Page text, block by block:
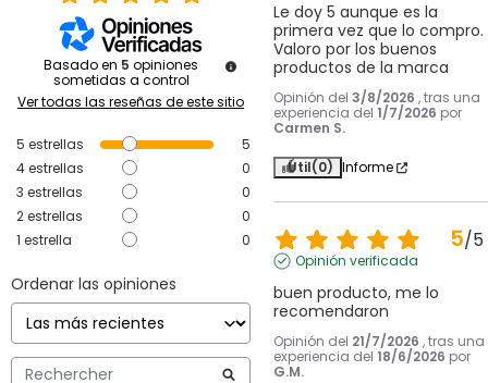
Basado en 5 opiniones
sometidas a control
Ver todas las reseñas de este sitio
5 estrellas
5
4estrellas
0
3 estrellas
0
2estrellas
0
1 estrella 0
Ordenar las opiniones
Le doy 5 aunque es la
primera vez que lo compro.
Valoro por los buenos
productos de la marca
Opinión del 3/8/2026 , tras una
experiencia del 1/7/2026 por
Carmen S.
Útil(0) Informe
5/5
Opinión verificada
buen producto, me lo
recomendaron
Opinión del 21/7/2026 , tras una
experiencia del 18/6/2026 por
G.M.